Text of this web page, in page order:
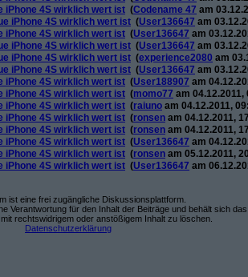
iPhone 4S wirklich wert ist (Codename 47 am
iPhone 4S wirklich wert ist (User136647 am
iPhone 4S wirklich wert ist (User136647 am
iPhone 4S wirklich wert ist (User136647 am
iPhone 4S wirklich wert ist (experience2080 am
iPhone 4S wirklich wert ist (User136647 am
iPhone 4S wirklich wert ist (User188907 am
iPhone 4S wirklich wert ist (momo77 am 04.12.2011,
iPhone 4S wirklich wert ist (raiuno am 04.12.2011,
iPhone 4S wirklich wert ist (ronsen am 04.12.2011,
iPhone 4S wirklich wert ist (ronsen am 04.12.2011,
iPhone 4S wirklich wert ist (User136647 am
iPhone 4S wirklich wert ist (ronsen am 05.12.2011,
iPhone 4S wirklich wert ist (User136647 am
ist eine frei zugängliche Diskussionsplattform.
Verantwortung für den Inhalt der Beiträge und behält sich das
rechtswidrigem oder anstößigem Inhalt zu löschen.
Datenschutzerklärung